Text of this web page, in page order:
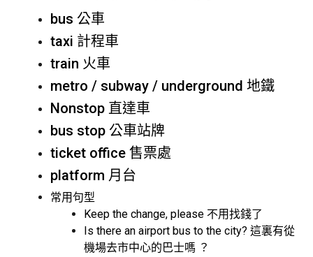
bus 公車
taxi 計程車
train 火車
metro / subway / underground 地鐵
Nonstop 直達車
bus stop 公車站牌
ticket office 售票處
platform 月台
常用句型
Keep the change, please 不用找錢了
Is there an airport bus to the city? 這裏有從
機場去市中心的巴士嗎 ？